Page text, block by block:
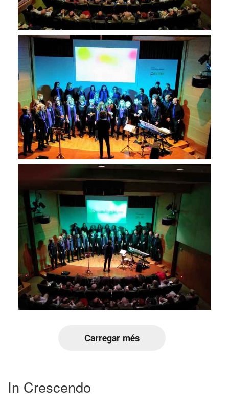
Carregar més
In Crescendo